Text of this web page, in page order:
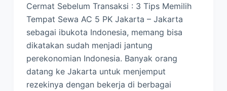
Cermat Sebelum Transaksi : 3 Tips Memilih
Tempat Sewa AC 5 PK Jakarta – Jakarta
sebagai ibukota Indonesia, memang bisa
dikatakan sudah menjadi jantung
perekonomian Indonesia. Banyak orang
datang ke Jakarta untuk menjemput
rezekinya dengan bekerja di berbagai